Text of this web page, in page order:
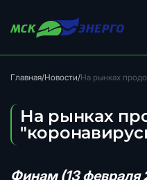
Главная/Новости/На рынках
На рынках
Финам (13 февраля